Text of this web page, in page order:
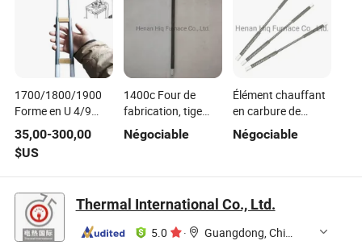
1700/1800/1900
Forme en U 4/9
Four électrique
chauffant prix
d'usine résistance
longue durée tige
de disiliciure de
molybdène four
tubulaire Mosi2
Élément chauffant
35,00-300,00
$US
1400c Four de
fabrication, tige
chauffante en
carbure de silicium,
électrique en Sic,
en Sic
Négociable
Élément chauffant
en carbure de
silicium pour four à
muffle, accessoires
Négociable
Thermal International Co., Ltd.
5.0 · Guangdong, China